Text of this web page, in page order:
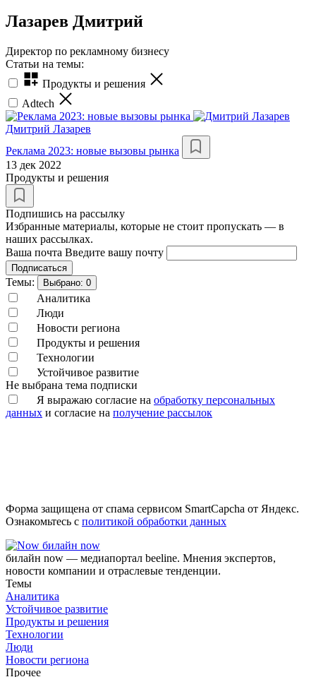
Лазарев Дмитрий
Директор по рекламному бизнесу
Статьи на темы:
Продукты и решения
Adtech
Дмитрий Лазарев
Реклама 2023: новые вызовы рынка
13 дек 2022
Продукты и решения
Подпишись на рассылку
Избранные материалы, которые не стоит пропускать — в
наших рассылках.
Ваша почта Введите вашу почту
Подписаться
Темы: Выбрано: 0
Аналитика
Люди
Новости региона
Продукты и решения
Технологии
Устойчивое развитие
Не выбрана тема подписки
Я выражаю согласие на обработку персональных
данных и согласие на получение рассылок
Форма защищена от спама сервисом SmartCapcha от Яндекс.
Ознакомьтесь с политикой обработки данных
билайн now
билайн now — медиапортал beeline. Мнения экспертов,
новости компании и отраслевые тенденции.
Темы
Аналитика
Устойчивое развитие
Продукты и решения
Технологии
Люди
Новости региона
Прочее